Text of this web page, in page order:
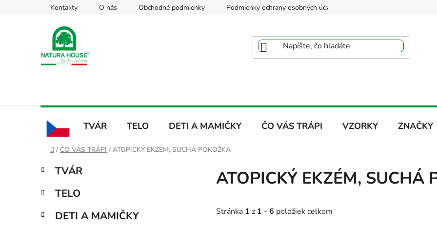
Kontakty O nás Obchodné podmienky Podmienky ochrany osobných údajov
CZ
TVÁR TELO DETI A MAMIČKY ČO VÁS TRÁPI VZORKY ZNAČKY
Domov
/ ČO VÁS TRÁPI / ATOPICKÝ EKZÉM, SUCHÁ POKOŽKA
B
č
ý
Preskočiť
kategórie
K
a
e
ó
TVÁR
TELO
DETI A MAMIČKY
ATOPICKÝ EKZÉM, SUCHÁ
Stránka 1 z 1 - 6 položiek celkom